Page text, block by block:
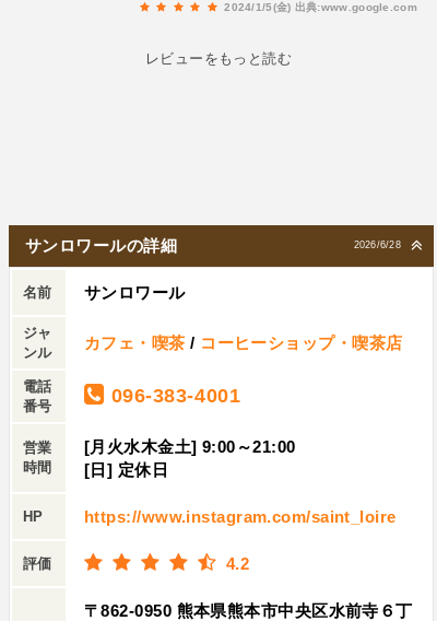
2024/1/5(金) 出典:www.google.com
レビューをもっと読む
2026/6/28
サンロワールの詳細
名前 サンロワール
ジャ
ンル
カフェ・喫茶 / コーヒーショップ・喫茶店
電話
番号
096-383-4001
営業
時間
[月火水木金土] 9:00～21:00
[日] 定休日
HP https://www.instagram.com/saint_loire
評価 4.2
〒862-0950 熊本県熊本市中央区水前寺６丁